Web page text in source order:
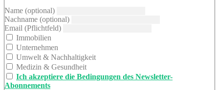
Name (optional)
Nachname (optional)
Email (Pflichtfeld)
Immobilien
Unternehmen
Umwelt & Nachhaltigkeit
Medizin & Gesundheit
Ich akzeptiere die Bedingungen des Newsletter-
Abonnements